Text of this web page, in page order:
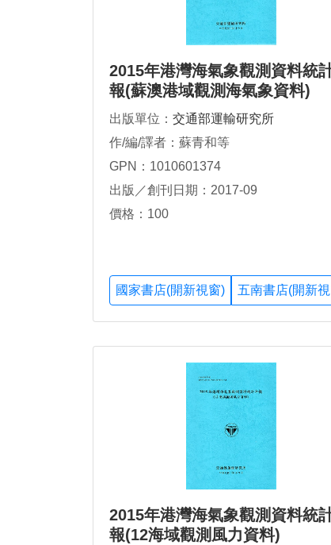
2015年港灣海氣象觀測資料統
報(蘇澳港域觀測海氣象資料)
出版單位： 交通部運輸研究所
作/編/譯者：蘇青和等
GPN：1010601374
出版／創刊日期：2017-09
價格：100
國家書店(開新視窗) 五南書店(開新
2015年港灣海氣象觀測資料統
報(12海域觀測風力資料)